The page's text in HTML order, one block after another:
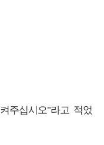
주십시오"라고 적었